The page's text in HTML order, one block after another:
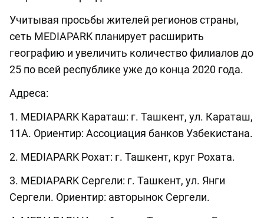
Учитывая просьбы жителей регионов страны,
сеть MEDIAPARK планирует расширить
географию и увеличить количество филиалов до
25 по всей республике уже до конца 2020 года.
Адреса:
1. MEDIAPARK Караташ: г. Ташкент, ул. Караташ,
11А. Ориентир: Ассоциация банков Узбекистана.
2. MEDIAPARK Рохат: г. Ташкент, круг Рохата.
3. MEDIAPARK Сергели: г. Ташкент, ул. Янги
Сергели. Ориентир: авторынок Сергели.